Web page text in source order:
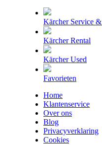
Kärcher Service
Kärcher Rental
Kärcher Used
Favorieten
Home
Klantenservice
Over ons
Blog
Privacyverklaring
Cookies